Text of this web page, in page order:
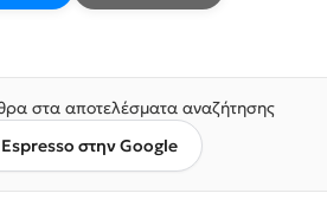
στα αποτελέσματα αναζήτησης
στην Google